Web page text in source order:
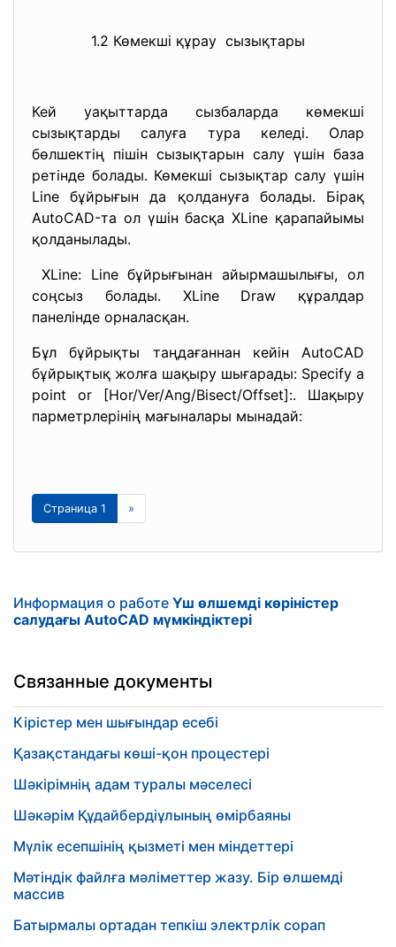
1.2 Көмекші құрау сызықтары
Кей уақыттарда сызбаларда көмекші
сызықтарды салуға тура келеді. Олар
бөлшектің пішін сызықтарын салу үшін база
ретінде болады. Көмекші сызықтар салу үшін
Line бұйрығын да қолдануға болады. Бірақ
AutoCAD-та ол үшін басқа XLine қарапайымы
қолданылады.
XLine: Line бұйрығынан айырмашылығы, ол
соңсыз болады. XLine Draw құралдар
панелінде орналасқан.
Бұл бұйрықты таңдағаннан кейін AutoCAD
бұйрықтық жолға шақыру шығарады: Specify a
point or [Hor/Ver/Ang/Bisect/Offset]:. Шақыру
парметрлерінің мағыналары мынадай:
Страница 1 »
Информация о работе Үш өлшемді көріністер
салудағы AutoCAD мүмкіндіктері
Связанные документы
Кірістер мен шығындар есебі
Қазақстандағы көші-қон процестері
Шәкірімнің адам туралы мәселесі
Шәкәрім Құдайбердіұлының өмірбаяны
Мүлік есепшінің қызметі мен міндеттері
Мәтіндік файлға мәліметтер жазу. Бір өлшемді
массив
Батырмалы ортадан тепкіш электрлік сорап